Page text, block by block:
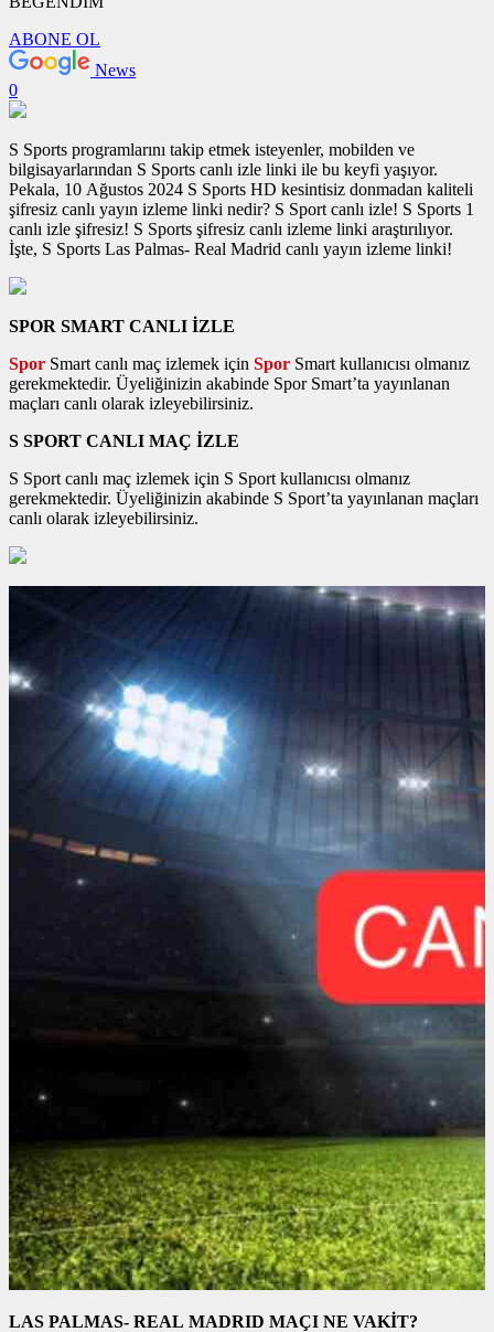
ABONE OL
News
0
S Sports programlarını takip etmek isteyenler, mobilden ve
bilgisayarlarından S Sports canlı izle linki ile bu keyfi yaşıyor.
Pekala, 10 Ağustos 2024 S Sports HD kesintisiz donmadan kaliteli
şifresiz canlı yayın izleme linki nedir? S Sport canlı izle! S Sports 1
canlı izle şifresiz! S Sports şifresiz canlı izleme linki araştırılıyor.
İşte, S Sports Las Palmas- Real Madrid canlı yayın izleme linki!
SPOR SMART CANLI İZLE
Spor Smart canlı maç izlemek için Spor Smart kullanıcısı olmanız
gerekmektedir. Üyeliğinizin akabinde Spor Smart’ta yayınlanan
maçları canlı olarak izleyebilirsiniz.
S SPORT CANLI MAÇ İZLE
S Sport canlı maç izlemek için S Sport kullanıcısı olmanız
gerekmektedir. Üyeliğinizin akabinde S Sport’ta yayınlanan maçları
canlı olarak izleyebilirsiniz.
LAS PALMAS- REAL MADRID MAÇI NE VAKİT?